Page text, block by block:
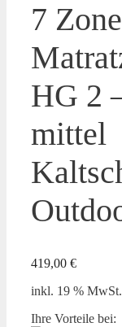
7
HG 2
mittel
419,00 €
inkl. 19 % MwSt.
Ihre Vorteile bei: